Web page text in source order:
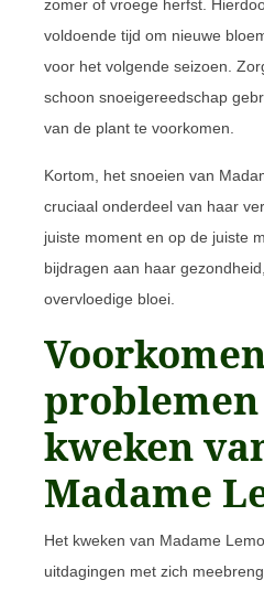
zomer of vroege herfst.
voldoende tijd om nieuwe
voor het volgende seizoen.
schoon snoeigereedschap
van de plant te voorkomen.
Kortom, het snoeien van
cruciaal onderdeel van haar
juiste moment en op de juiste
bijdragen aan haar
overvloedige bloei.
kweken
Madame
Het kweken van Madame
uitdagingen met zich